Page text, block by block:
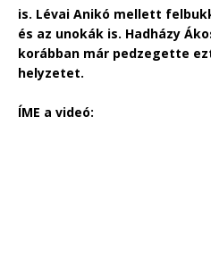
is. Lévai Anikó mellett
és az unokák is. Hadházy
korábban már pedzegette
helyzetet.
ÍME a videó: